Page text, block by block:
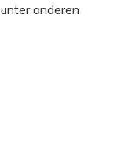
anderen